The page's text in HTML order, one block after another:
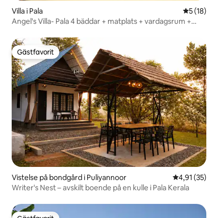
Villa i Pala 5 av 5 i
5 (18)
Angel's Villa- Pala 4 bäddar + matplats + vardagsrum +
Gästfavorit
Gästfavorit
Vistelse på bondgård i Puliyannoor 4,91 av 5 i
4,91 (35)
Writer's Nest – avskilt boende på en kulle i Pala Kerala